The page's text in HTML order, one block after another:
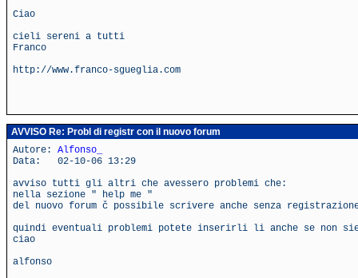
Ciao
cieli sereni a tutti
Franco
http://www.franco-sgueglia.com
AVVISO Re: Probl di registr con il nuovo forum
Autore: Alfonso_
Data: 02-10-06 13:29
avviso tutti gli altri che avessero problemi che:
nella sezione " help me "
del nuovo forum č possibile scrivere anche senza
quindi eventuali problemi potete inserirli li anche se non
ciao
alfonso